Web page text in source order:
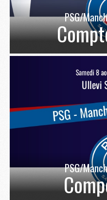
PSG/
PSG/